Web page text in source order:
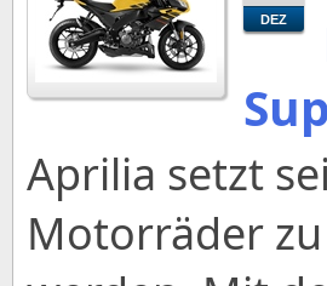
DEZ
Aprilia setzt
Motorräder